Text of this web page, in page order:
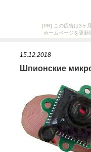
[PR] この広告は3ヶ
ホームページを更
15.12.2018
Шпионские